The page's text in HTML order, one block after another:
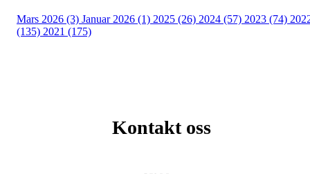
Mars 2026 (3) Januar 2026 (1) 2025 (26) 2024 (57) 2023 (74)
(135) 2021 (175)
Kontakt oss